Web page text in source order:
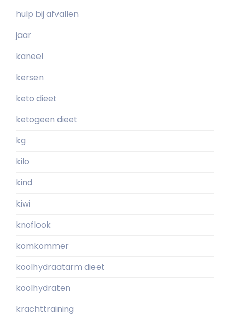
hulp bij afvallen
jaar
kaneel
kersen
keto dieet
ketogeen dieet
kg
kilo
kind
kiwi
knoflook
komkommer
koolhydraatarm dieet
koolhydraten
krachttraining